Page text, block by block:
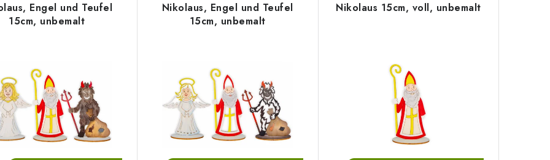
Engel und Teufel
15cm, unbemalt
Nikolaus, Engel und Teufel
15cm, unbemalt
Nikolaus 15cm, voll, unbemalt